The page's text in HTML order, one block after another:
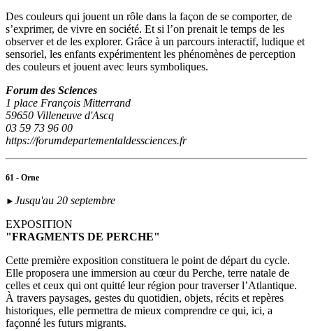
Des couleurs qui jouent un rôle dans la façon de se comporter, de
s’exprimer, de vivre en société. Et si l’on prenait le temps de les
observer et de les explorer. Grâce à un parcours interactif, ludique et
sensoriel, les enfants expérimentent les phénomènes de perception
des couleurs et jouent avec leurs symboliques.
Forum des Sciences
1 place François Mitterrand
59650 Villeneuve d'Ascq
03 59 73 96 00
https://forumdepartementaldessciences.fr
61 - Orne
► Jusqu'au 20 septembre
EXPOSITION
"FRAGMENTS DE PERCHE"
Cette première exposition constituera le point de départ du cycle.
Elle proposera une immersion au cœur du Perche, terre natale de
celles et ceux qui ont quitté leur région pour traverser l’Atlantique.
À travers paysages, gestes du quotidien, objets, récits et repères
historiques, elle permettra de mieux comprendre ce qui, ici, a
façonné les futurs migrants.